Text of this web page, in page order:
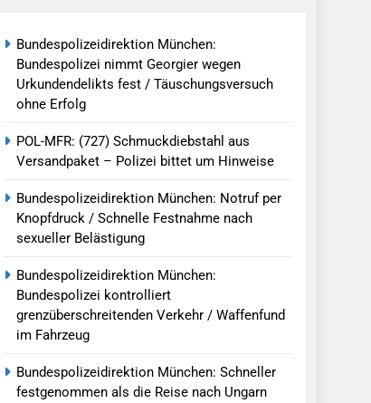
Verkehr / Waffenfund Im
Beendet / Bundespolizei Nimmt
– Tierheim Übernimmt
Ermittlungen Der Finanzkontrolle
Geht Ins Netz –
In Saarbrücken
Ermittelt Wegen
Bundespolizeidirektion München:
Bundespolizei nimmt Georgier wegen
Urkundendelikts fest / Täuschungsversuch
ohne Erfolg
POL-MFR: (727) Schmuckdiebstahl aus
Versandpaket – Polizei bittet um Hinweise
Bundespolizeidirektion München: Notruf per
Knopfdruck / Schnelle Festnahme nach
sexueller Belästigung
Bundespolizeidirektion München:
Bundespolizei kontrolliert
grenzüberschreitenden Verkehr / Waffenfund
im Fahrzeug
Bundespolizeidirektion München: Schneller
festgenommen als die Reise nach Ungarn